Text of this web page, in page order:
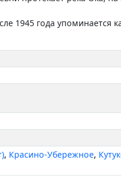
года упоминается
, Красино-Убережное,